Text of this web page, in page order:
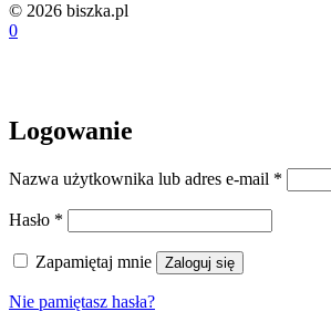
© 2026 biszka.pl
0
Logowanie
Nazwa użytkownika lub adres e-mail *
Hasło *
Zapamiętaj mnie Zaloguj się
Nie pamiętasz hasła?